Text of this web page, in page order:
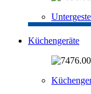
Küchengeräte